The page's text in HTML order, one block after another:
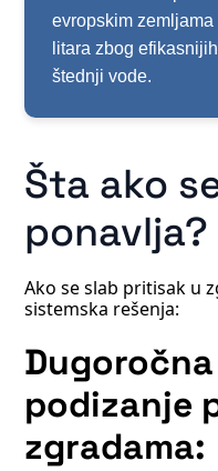
evropskim
litara zbog
štednji vode.
Šta ako
ponavlja?
Ako se slab pritisak u
sistemska rešenja:
podizanje
zgradama: